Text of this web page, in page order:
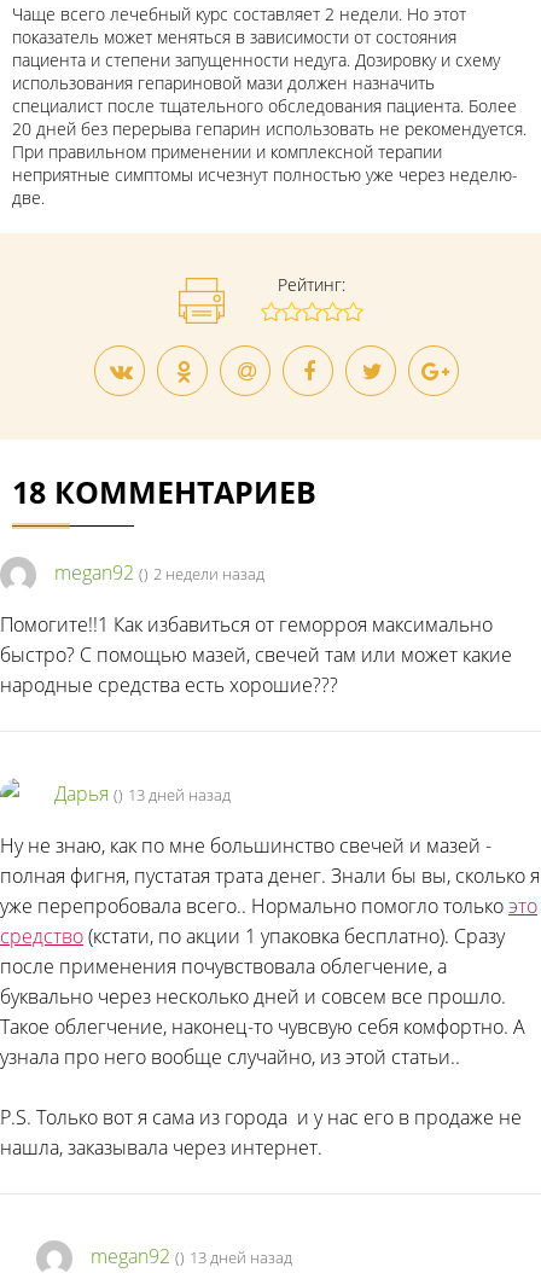
Чаще всего лечебный курс составляет 2 недели. Но этот
показатель может меняться в зависимости от состояния
пациента и степени запущенности недуга. Дозировку и схему
использования гепариновой мази должен назначить
специалист после тщательного обследования пациента. Более
20 дней без перерыва гепарин использовать не рекомендуется.
При правильном применении и комплексной терапии
неприятные симптомы исчезнут полностью уже через неделю-
две.
Рейтинг:
18 КОММЕНТАРИЕВ
megan92 () 2 недели назад
Помогите!!1 Как избавиться от геморроя максимально
быстро? С помощью мазей, свечей там или может какие
народные средства есть хорошие???
Дарья () 13 дней назад
Ну не знаю, как по мне большинство свечей и мазей -
полная фигня, пустатая трата денег. Знали бы вы, сколько я
уже перепробовала всего.. Нормально помогло толькоэто
средство(кстати, по акции 1 упаковка бесплатно). Сразу
после применения почувствовала облегчение, а
буквально через несколько дней и совсем все прошло.
Такое облегчение, наконец-то чувсвую себя комфортно. А
узнала про него вообще случайно, из этой статьи..
P.S. Только вот я сама из города и у нас его в продаже не
нашла, заказывала через интернет.
megan92 () 13 дней назад